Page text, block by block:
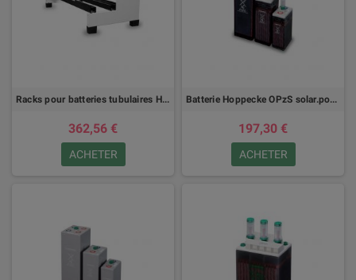
Racks pour batteries tubulaires Hoppecke
362,56 €
ACHETER
Batterie Hoppecke OPzS solar.power
197,30 €
ACHETER